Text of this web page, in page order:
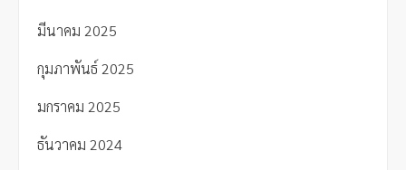
มีนาคม 2025
กุมภาพันธ์ 2025
มกราคม 2025
ธันวาคม 2024